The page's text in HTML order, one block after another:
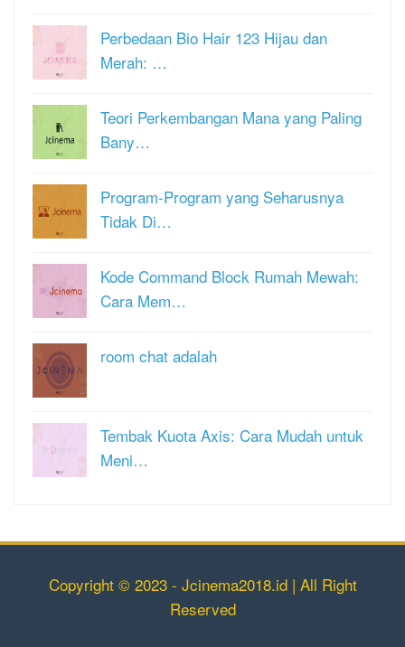
Perbedaan Bio Hair 123 Hijau dan
Merah: …
Teori Perkembangan Mana yang Paling
Bany…
Program-Program yang Seharusnya
Tidak Di…
Kode Command Block Rumah Mewah:
Cara Mem…
room chat adalah
Tembak Kuota Axis: Cara Mudah untuk
Meni…
Copyright © 2023 - Jcinema2018.id | All Right
Reserved